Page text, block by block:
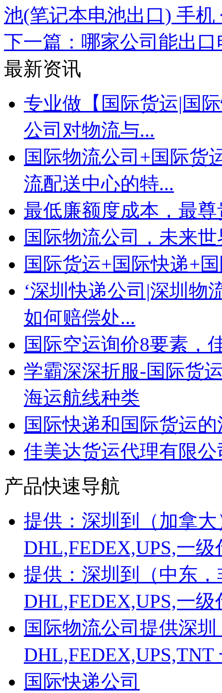
池(笔记本电池出口) 手
下一篇：哪家公司能出口
最新资讯
专业做【国际货运|国
公司对物流与...
国际物流公司+国际货
流配送中心的特...
最低廉额度成本，最
国际物流公司，未来
国际货运+国际快递+
‘深圳快递公司|深圳物
如何赔偿处...
国际空运询价8要素，
学霸深深折服-国际货
海运航线种类
国际快递和国际货运
佳美达货运代理有限
产品快速导航
提供：深圳到（加拿
DHL,FEDEX,UPS,一
提供：深圳到（中东
DHL,FEDEX,UPS,一
国际物流公司提供深
国际快递公司